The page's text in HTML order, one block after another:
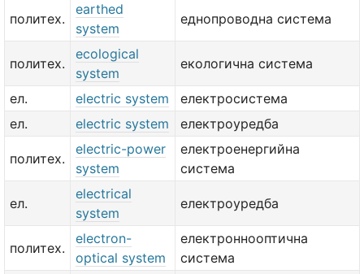
политех.
earthed
system
еднопроводна система
политех.
ecological
system
екологична система
ел. electric system
електросистема
ел.
electric system електроуредба
политех.
electric-power
system
електроенергийна
система
ел.
electrical
system
електроуредба
политех.
electron-
optical system
електроннооптична
система